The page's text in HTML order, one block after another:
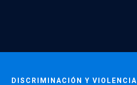
DISCRIMINACIÓN Y VIOLENCIA